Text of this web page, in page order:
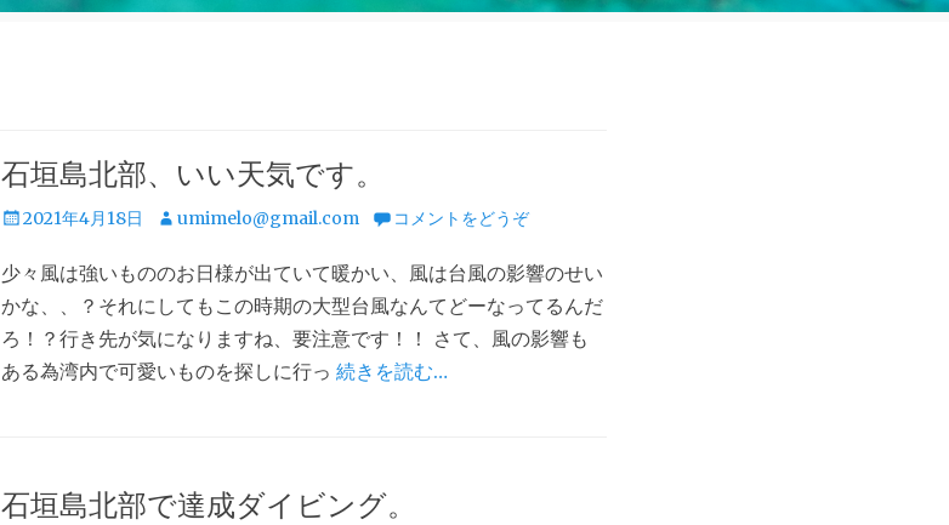
石垣島北部、いい天気です。
投
日
2021年4月18日
投
者
umimelo@gmail.com コメントをどうぞ
少々風は強いもののお日様が出ていて暖かい、風は台風の影響のせい
かな、、？それにしてもこの時期の大型台風なんてどーなってるんだ
ろ！？行き先が気になりますね、要注意です！！ さて、風の影響も
ある為湾内で可愛いものを探しに行っ 続きを読む…
石垣島北部で達成ダイビング。